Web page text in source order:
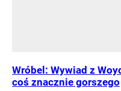
Wróbel: Wywiad z
coś znacznie gorszego